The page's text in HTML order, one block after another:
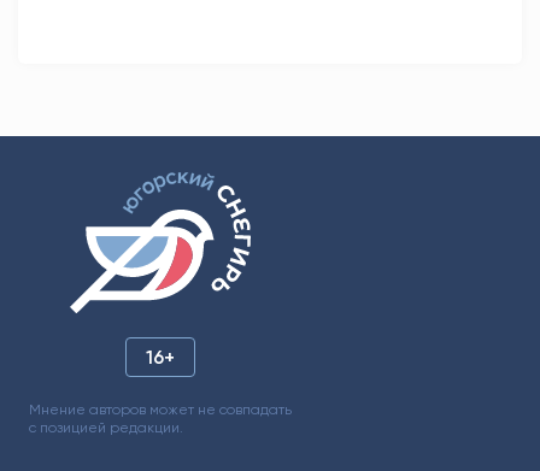
16+
Мнение авторов может не совпадать
с позицией редакции.